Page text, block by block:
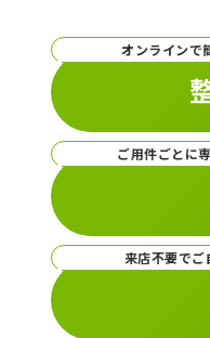
オンラインで
ご用件ごとに
来店不要でご